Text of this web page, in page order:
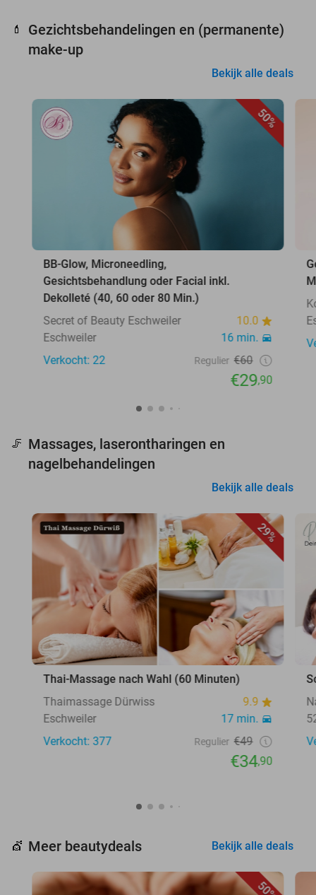
💄
Gezichtsbehandelingen en (permanente)
make-up
Bekijk alle deals
50%
BB-Glow, Microneedling,
Gesichtsbehandlung oder Facial inkl.
Dekolleté (40, 60 oder 80 Min.)
Secret of Beauty Eschweiler
10.0
Eschweiler
16 min.
Verkocht: 22
Regulier €60
€29,90
🦵 Massages, laserontharingen en
nagelbehandelingen
Bekijk alle deals
29%
Thai-Massage nach Wahl (60 Minuten)
Thaimassage Dürwiss
9.9
Eschweiler
17 min.
Verkocht: 377
Regulier €49
€34,90
💇 Meer beautydeals Bekijk alle deals